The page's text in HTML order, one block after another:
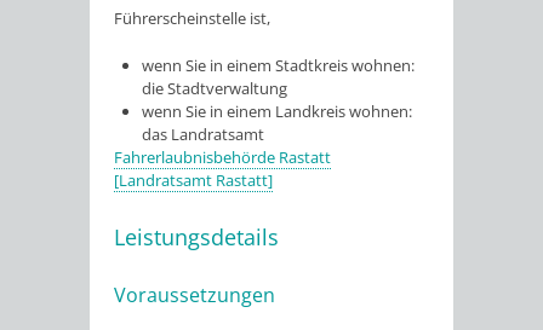
Führerscheinstelle ist,
wenn Sie in einem Stadtkreis wohnen:
die Stadtverwaltung
wenn Sie in einem Landkreis wohnen:
das Landratsamt
Fahrerlaubnisbehörde Rastatt
[Landratsamt Rastatt]
Leistungsdetails
Voraussetzungen